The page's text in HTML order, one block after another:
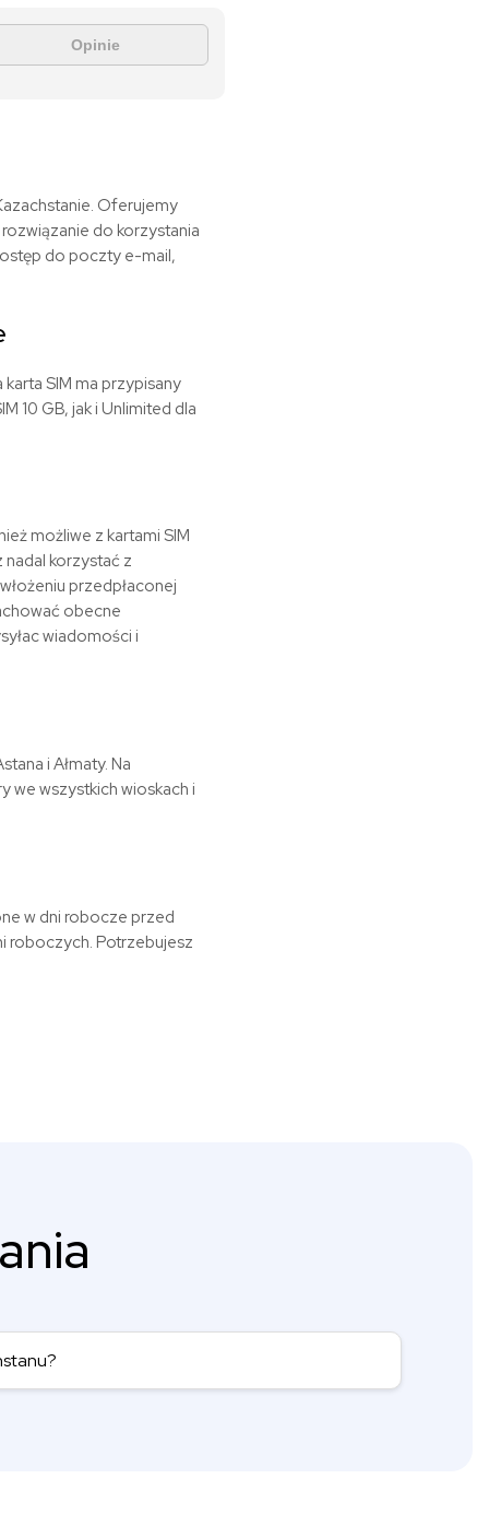
Opinie
Oferujemy
do korzystania
do poczty e-mail,
SIM ma przypisany
10 GB, jak i Unlimited dla
możliwe z kartami SIM
nadal korzystać z
przedpłaconej
obecne
wiadomości i
i Ałmaty. Na
we wszystkich wioskach i
w dni robocze przed
roboczych. Potrzebujesz